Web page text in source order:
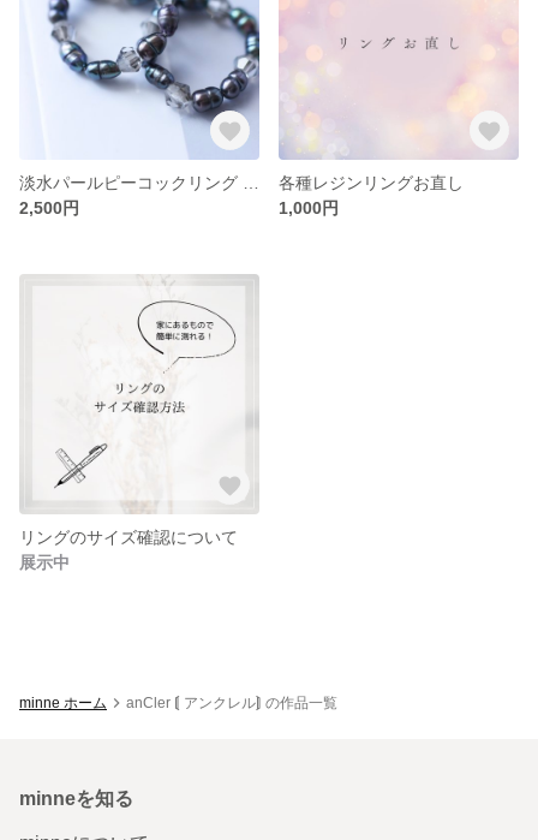
2,500円
各種レジンリングお直し
1,000円
リングのサイズ確認について
展示中
minne ホーム anCler ⟬ アンクレル⟭ の作品一覧
minneを知る